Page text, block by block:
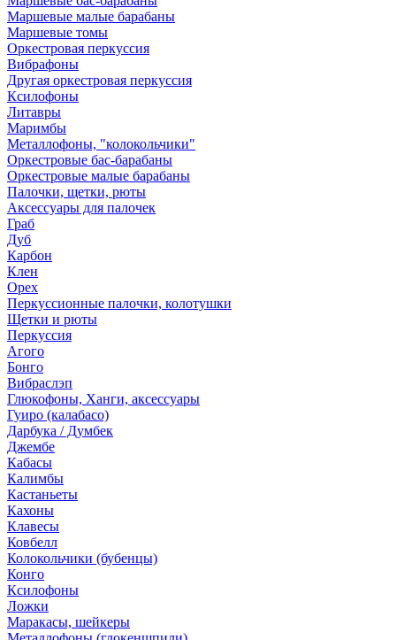
Маршевые малые барабаны
Маршевые томы
Оркестровая перкуссия
Вибрафоны
Другая оркестровая перкуссия
Ксилофоны
Литавры
Маримбы
Металлофоны, "колокольчики"
Оркестровые бас-барабаны
Оркестровые малые барабаны
Палочки, щетки, рюты
Аксессуары для палочек
Граб
Дуб
Карбон
Клен
Орех
Перкуссионные палочки, колотушки
Щетки и рюты
Перкуссия
Агого
Бонго
Вибраслэп
Глюкофоны, Ханги, аксессуары
Гуиро (калабасо)
Дарбука / Думбек
Джембе
Кабасы
Калимбы
Кастаньеты
Кахоны
Клавесы
Ковбелл
Колокольчики (бубенцы)
Конго
Ксилофоны
Ложки
Маракасы, шейкеры